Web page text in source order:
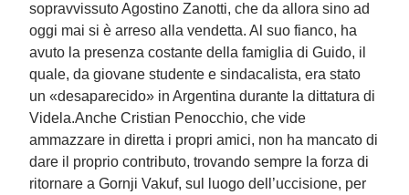
sopravvissuto Agostino Zanotti, che da allora sino ad
oggi mai si è arreso alla vendetta. Al suo fianco, ha
avuto la presenza costante della famiglia di Guido, il
quale, da giovane studente e sindacalista, era stato
un «desaparecido» in Argentina durante la dittatura di
Videla.Anche Cristian Penocchio, che vide
ammazzare in diretta i propri amici, non ha mancato di
dare il proprio contributo, trovando sempre la forza di
ritornare a Gornji Vakuf, sul luogo dell’uccisione, per